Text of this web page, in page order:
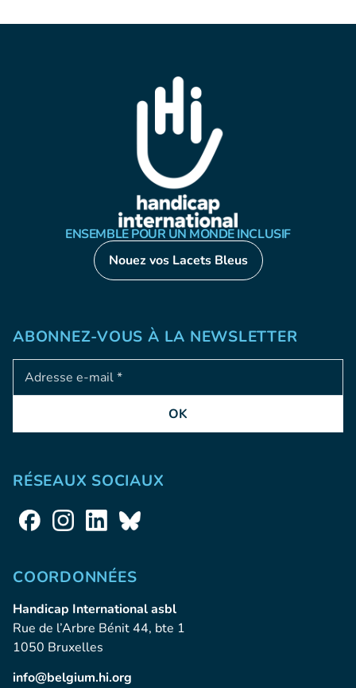
ENSEMBLE POUR UN MONDE INCLUSIF
Nouez vos Lacets Bleus
ABONNEZ-VOUS À LA NEWSLETTER
Adresse e-mail
OK
RÉSEAUX SOCIAUX
COORDONNÉES
Handicap International asbl
Rue de l’Arbre Bénit 44, bte 1
1050 Bruxelles
info@belgium.hi.org